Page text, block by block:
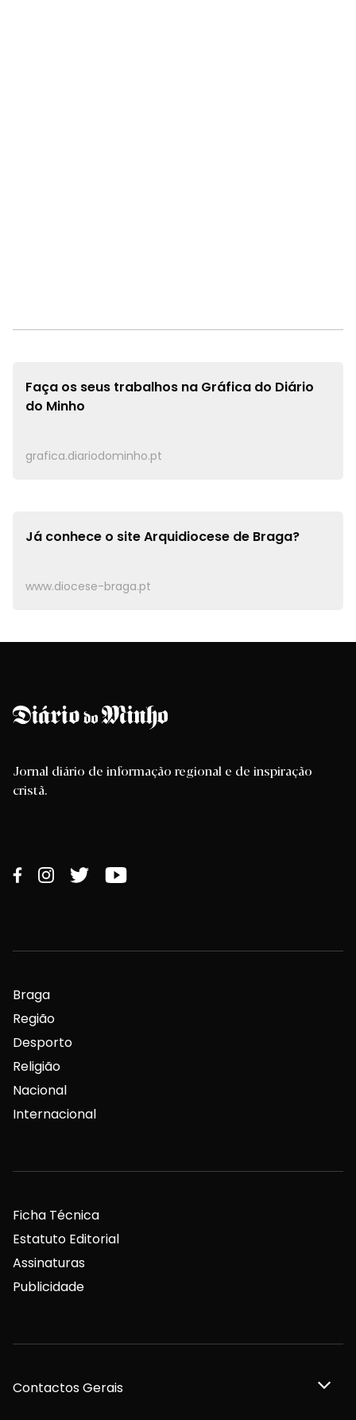
Faça os seus trabalhos na Gráfica do Diário
do Minho
grafica.diariodominho.pt
Já conhece o siteArquidiocese de Braga?
www.diocese-braga.pt
Jornal diário de informação regional e de inspiração
cristã.
Braga
Região
Desporto
Religião
Nacional
Internacional
Ficha Técnica
Estatuto Editorial
Assinaturas
Publicidade
Contactos Gerais